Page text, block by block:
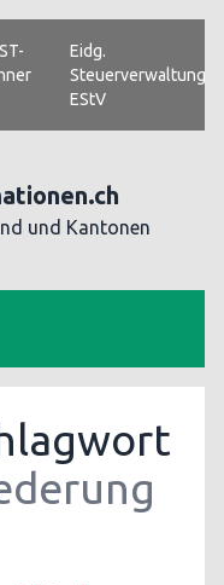
Eidg.
Steuerverwaltung
EStV
und Kantonen